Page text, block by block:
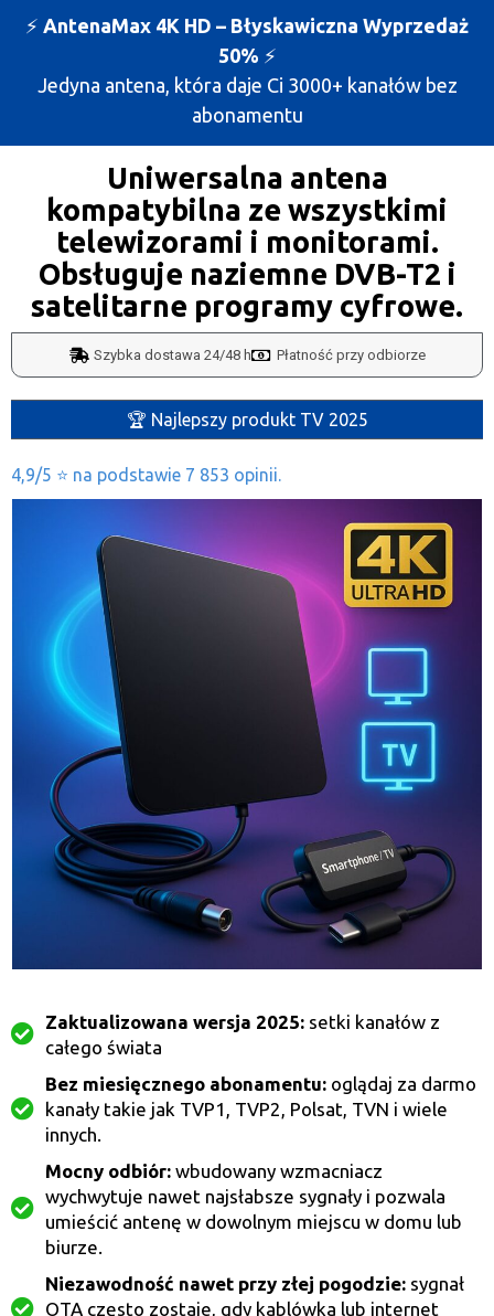
⚡️ AntenaMax 4K HD – Błyskawiczna Wyprzedaż
50% ⚡️
Jedyna antena, która daje Ci 3000+ kanałów bez
abonamentu
Uniwersalna antena
kompatybilna ze wszystkimi
telewizorami i monitorami.
Obsługuje naziemne DVB-T2 i
satelitarne programy cyfrowe.
Szybka dostawa 24/48 h Płatność przy odbiorze
🏆 Najlepszy produkt TV 2025
4,9/5 ⭐ na podstawie 7 853 opinii.
Zaktualizowana wersja 2025: setki kanałów z
całego świata
Bez miesięcznego abonamentu: oglądaj za darmo
kanały takie jak TVP1, TVP2, Polsat, TVN i wiele
innych.
Mocny odbiór: wbudowany wzmacniacz
wychwytuje nawet najsłabsze sygnały i pozwala
umieścić antenę w dowolnym miejscu w domu lub
biurze.
Niezawodność nawet przy złej pogodzie: sygnał
OTA często zostaje, gdy kablówka lub internet